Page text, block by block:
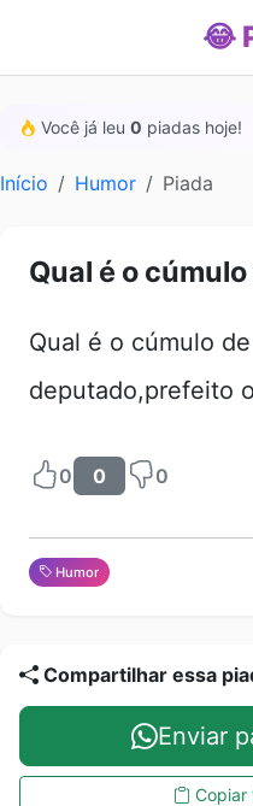
😂
Você já leu 0 piadas hoje!
Início Humor Piada
Qual é o
Qual é o cúmulo
deputado,prefeito
0 0 0
Humor
Compartilhar essa
Enviar
Copiar